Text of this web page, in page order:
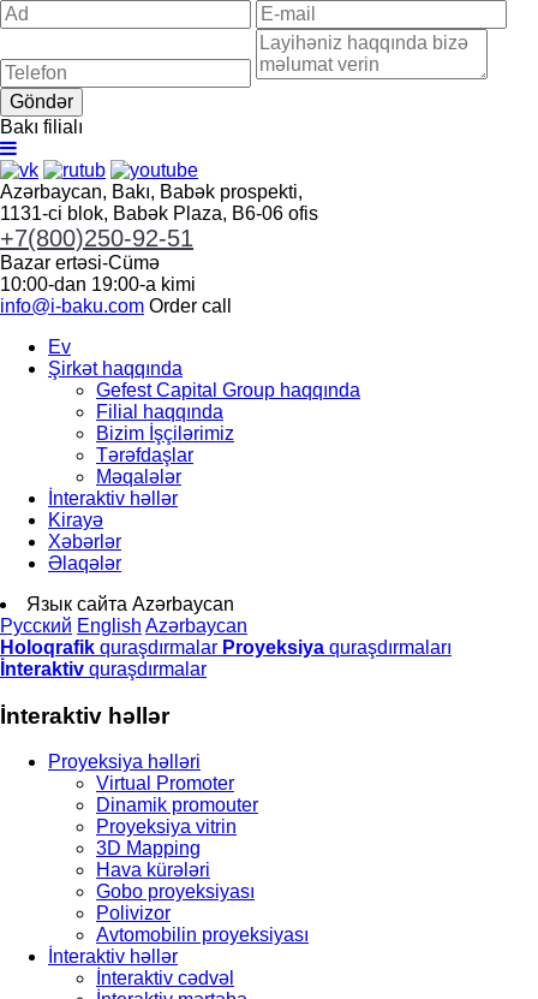
Göndər
Bakı filialı
Azərbaycan, Bakı, Babək prospekti,
1131-ci blok, Babək Plaza, B6-06 ofis
+7(800)250-92-51
Bazar ertəsi-Cümə
10:00-dan 19:00-a kimi
info@i-baku.com Order call
Ev
Şirkət haqqında
Gefest Capital Group haqqında
Filial haqqında
Bizim İşçilərimiz
Tərəfdaşlar
Məqalələr
İnteraktiv həllər
Kirayə
Xəbərlər
Əlaqələr
Язык сайта Azərbaycan
Русский English Azərbaycan
Holoqrafik quraşdırmalar Proyeksiya quraşdırmaları
İnteraktiv quraşdırmalar
İnteraktiv həllər
Proyeksiya həlləri
Virtual Promoter
Dinamik promouter
Proyeksiya vitrin
3D Mapping
Hava kürələri
Gobo proyeksiyası
Polivizor
Avtomobilin proyeksiyası
İnteraktiv həllər
İnteraktiv cədvəl